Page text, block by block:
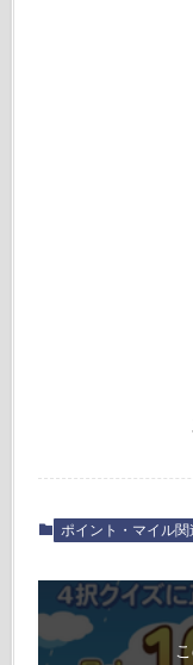
ポイント・マイル関